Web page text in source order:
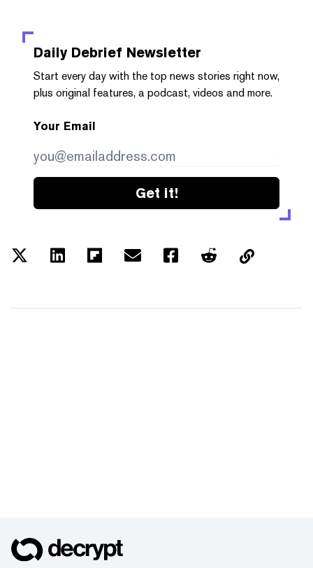
Daily Debrief Newsletter
Start every day with the top news stories right now,
plus original features, a podcast, videos and more.
Your Email
Get it!